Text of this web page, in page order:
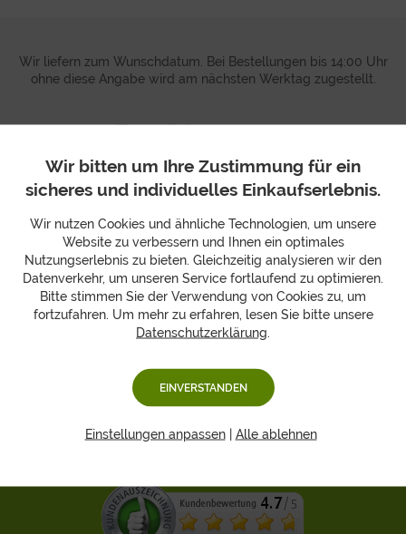
Wir liefern zum Wunschdatum. Bei Bestellungen bis 14:00 Uhr
ohne diese Angabe wird am nächsten Werktag zugestellt.
NEWSLETTER ABONNIEREN
Bestellung
Rechtliches
Wir bitten um Ihre Zustimmung für ein
sicheres und individuelles Einkaufserlebnis.
Wir nutzen Cookies und ähnliche Technologien, um unsere
Website zu verbessern und Ihnen ein optimales
Nutzungserlebnis zu bieten. Gleichzeitig analysieren wir den
Datenverkehr, um unseren Service fortlaufend zu optimieren.
Bitte stimmen Sie der Verwendung von Cookies zu, um
fortzufahren. Um mehr zu erfahren, lesen Sie bitte unsere
Datenschutzerklärung
EINVERSTANDEN
Einstellungen anpassen| Alle ablehnen